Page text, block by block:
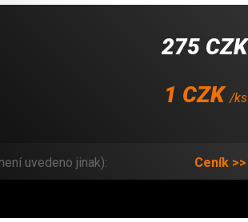
275 CZK
1 CZK/ks
uvedeno jinak): Ceník >>